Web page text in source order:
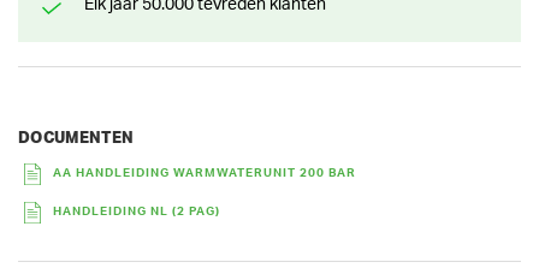
Elk jaar 50.000 tevreden klanten
DOCUMENTEN
AA HANDLEIDING WARMWATERUNIT 200 BAR
HANDLEIDING NL (2 PAG)